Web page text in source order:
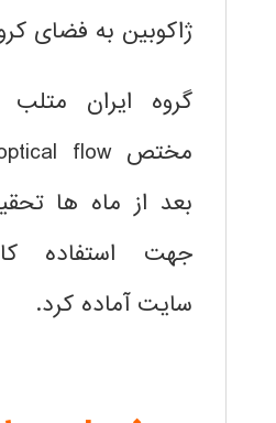
ژاکوبین به فضای
گروه ایران متلب
بعد از ماه ها
جهت استفاده
سایت آماده کرد.